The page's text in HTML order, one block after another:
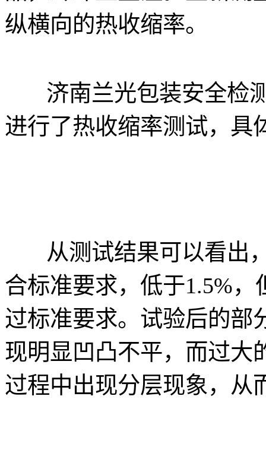
纵横向的热收缩率。
济南兰光包装安全检测
进行了热收缩率测试，具
从测试结果可以看出，
合标准要求，低于1.5%
过标准要求。试验后的部
现明显凹凸不平，而过大
过程中出现分层现象，从